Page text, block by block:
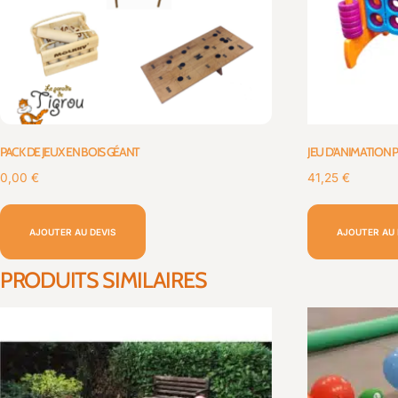
PACK DE JEUX EN BOIS GÉANT
0,00 €
AJOUTER AU DEVIS
JEU D’ANIMATION
41,25 €
AJOUTER AU
PRODUITS SIMILAIRES